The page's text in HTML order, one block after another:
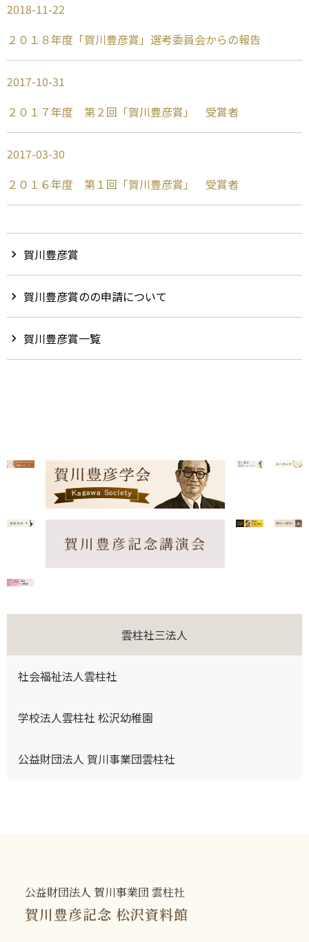
2018-11-22
２０１８年度「賀川豊彦賞」選考委員会からの報告
2017-10-31
２０１７年度 第２回「賀川豊彦賞」 受賞者
2017-03-30
２０１６年度 第１回「賀川豊彦賞」 受賞者
chevron_right 賀川豊彦賞
chevron_right 賀川豊彦賞のの申請について
chevron_right 賀川豊彦賞一覧
賀川豊彦記念講演会
雲柱社三法人
社会福祉法人雲柱社
学校法人雲柱社 松沢幼稚園
公益財団法人 賀川事業団雲柱社
公益財団法人 賀川事業団 雲柱社
賀川豊彦記念 松沢資料館